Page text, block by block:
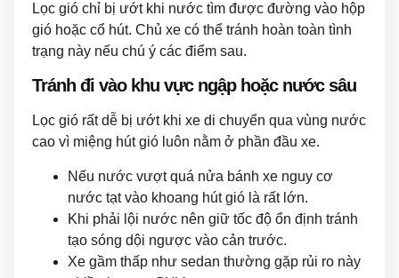
Lọc gió chỉ bị ướt khi nước tìm được đường vào hộp
gió hoặc cổ hút. Chủ xe có thể tránh hoàn toàn tình
trạng này nếu chú ý các điểm sau.
Tránh đi vào khu vực ngập hoặc nước sâu
Lọc gió rất dễ bị ướt khi xe di chuyển qua vùng nước
cao vì miệng hút gió luôn nằm ở phần đầu xe.
Nếu nước vượt quá nửa bánh xe nguy cơ
nước tạt vào khoang hút gió là rất lớn.
Khi phải lội nước nên giữ tốc độ ổn định tránh
tạo sóng dội ngược vào cản trước.
Xe gầm thấp như sedan thường gặp rủi ro này